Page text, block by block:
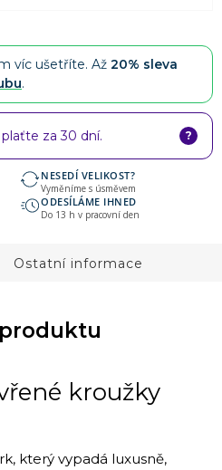
víc ušetříte. Až 20% sleva
.
za 30 dní. ?
NESEDÍ VELIKOST?
Vyměníme s úsměvem
ODESÍLÁME IHNED
Do 13 h v pracovní den
Ostatní informace
kroužky
který vypadá luxusně,